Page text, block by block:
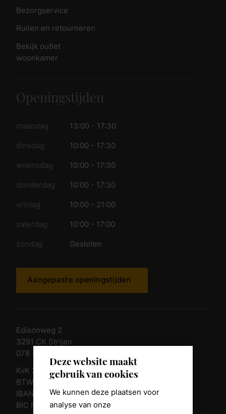
Deze website maakt
gebruik van cookies
We kunnen deze plaatsen voor
analyse van onze
Bezorgservice
Ruilen en retourneren
Bekijk outlet
woonkamer
Openingstijden
maandag 13:00 - 17:30
dinsdag 10:00 - 17:30
woensdag 10:00 - 17:30
donderdag 10:00 - 17:30
vrijdag 10:00 - 21:00
zaterdag 10:00 - 17:00
zondag Gesloten
Aangepaste openingstijden
Edisonweg 2
3291 CK Strijen
078 - 674 84 85
KvK 23011135
BTW nr. NL 805098938.B.01
IBAN NL10 RABO 0361 8039 58
BIC RABONL2U